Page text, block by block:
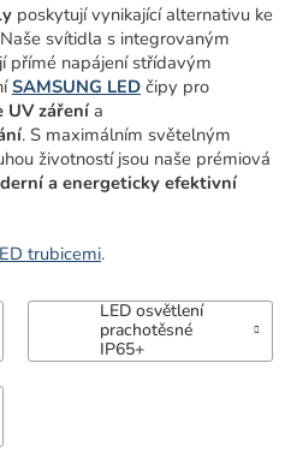
poskytují vynikající alternativu ke
svítidla s integrovaným
přímé napájení střídavým
SAMSUNG LED čipy pro
UV záření a
. S maximálním světelným
životností jsou naše prémiová
a energeticky efektivní
trubicemi.
LED osvětlení
prachotěsné
IP65+